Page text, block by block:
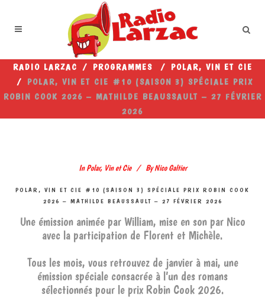
RADIO LARZAC / PROGRAMMES / POLAR, VIN ET CIE
/ POLAR, VIN ET CIE #10 (SAISON 3) SPÉCIALE PRIX
ROBIN COOK 2026 – MATHILDE BEAUSSAULT – 27 FÉVRIER
2026
In Polar, Vin et Cie By Nico Galtier
POLAR, VIN ET CIE #10 (SAISON 3) SPÉCIALE PRIX ROBIN COOK
2026 – MATHILDE BEAUSSAULT – 27 FÉVRIER 2026
Une émission animée par William, mise en son par Nico
avec la participation de Florent et Michèle.
Tous les mois, vous retrouvez de janvier à mai, une
émission spéciale consacrée à l’un des romans
sélectionnés pour le prix Robin Cook 2026.